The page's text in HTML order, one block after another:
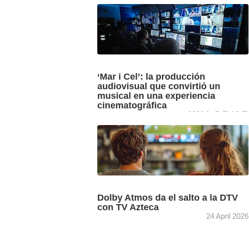
Palace Cinemas instala su último proyector
de cine RGBH de la Serie CineLife+ de
Christie, un nuevo paso en la mejora de la
presentación ...
‘Mar i Cel’: la producción
audiovisual que convirtió un
musical en una experiencia
cinematográfica
2026 年 5 月 19 日
3Cat abordó la última grabación del clásico
musical de Dagoll Dagom ‘Mar i Cel’ como
una película de alto valor patrimonial,
combinando cámaras de ...
Dolby Atmos da el salto a la DTV
con TV Azteca
24 April 2026